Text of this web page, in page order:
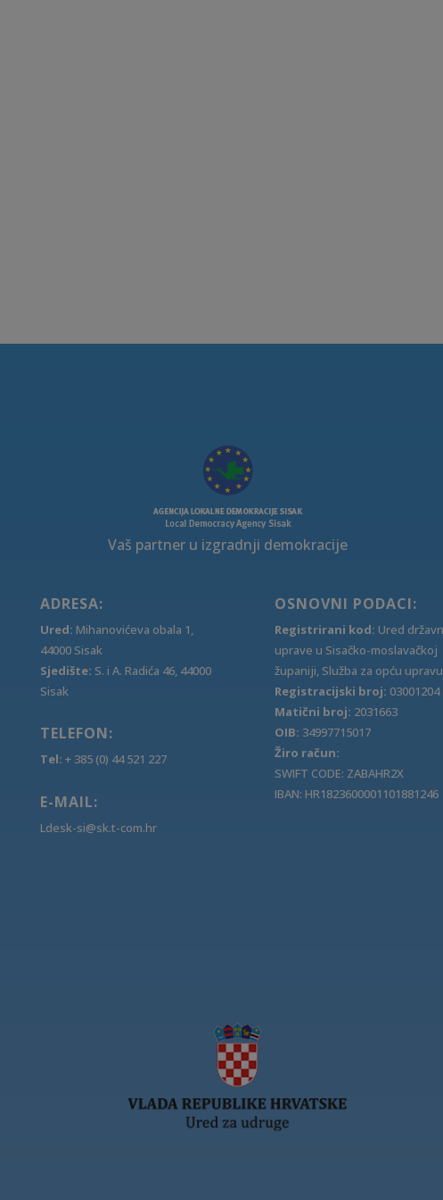
Vaš partner u izgradnji demokracije
ADRESA:
Ured: Mihanovićeva obala 1,
44000 Sisak
Sjedište: S. i A. Radića 46, 44000
Sisak
TELEFON:
Tel: + 385 (0) 44 521 227
E-MAIL:
Ldesk-si@sk.t-com.hr
OSNOVNI PODACI:
Registrirani kod: Ured
uprave u Sisačko-moslavačkoj
županiji, Služba za opću upravu
Registracijski broj: 03001204
Matični broj: 2031663
OIB: 34997715017
Žiro račun:
SWIFT CODE: ZABAHR2X
IBAN: HR1823600001101881246